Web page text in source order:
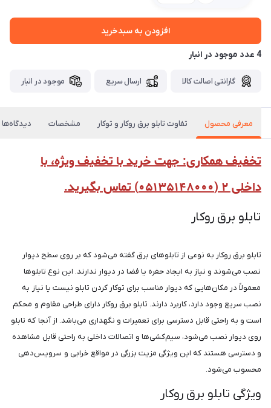
افزودن به سبدخرید
4 عدد موجود در انبار
گارانتی اصالت کالا ارسال سریع موجود در انبار
معرفی محصول تفاوت تابلو برق روکار و توکار مشخصات دیدگاه‌ها
تخفیف همکاری: جهت خرید با تخفیف ویژه، با
داخلی ۲ (۰۵۱۳۵۱۴۸۰۰۰) تماس بگیرید.
تابلو برق روکار
تابلو برق روکار به نوعی از تابلوهای برق گفته می‌شود که بر روی سطح دیوار
نصب می‌شوند و نیاز به ایجاد حفره یا فضا در دیوار ندارند. این نوع تابلوها
معمولاً در مکان‌هایی که دیوار مناسب برای توکار کردن تابلو نیست یا نیاز به
نصب سریع وجود دارد، کاربرد دارند. تابلو برق روکار دارای طراحی مقاوم و محکم
است و به راحتی قابل دسترسی برای تعمیرات و نگهداری می‌باشد. از آنجا که تابلو
روی دیوار نصب می‌شود، سیم‌کشی‌ها و اتصالات داخلی به راحتی قابل مشاهده
و دسترسی هستند که این ویژگی مزیت بزرگی در مواقع خرابی و سرویس‌دهی
محسوب می‌شود.
ویژگی‌ تابلو برق روکار